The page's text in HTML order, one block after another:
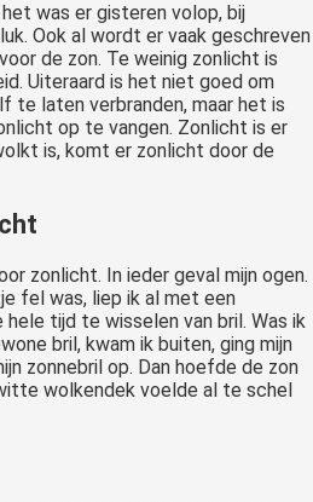
was er gisteren volop, bij
Ook al wordt er vaak geschreven
de zon. Te weinig zonlicht is
Uiteraard is het niet goed om
te laten verbranden, maar het is
op te vangen. Zonlicht is er
is, komt er zonlicht door de
zonlicht. In ieder geval mijn ogen.
fel was, liep ik al met een
hele tijd te wisselen van bril. Was ik
bril, kwam ik buiten, ging mijn
zonnebril op. Dan hoefde de zon
wolkendek voelde al te schel